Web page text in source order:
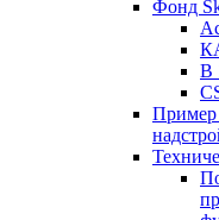
Фонд
В
Пример